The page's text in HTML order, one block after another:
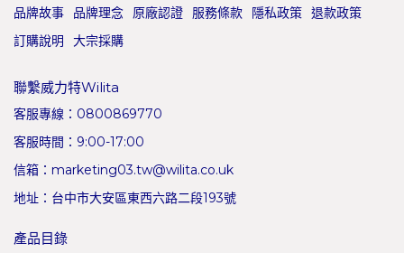
品牌故事 品牌理念 原廠認證 服務條款 隱私政策 退款政策
訂購說明
大宗採購
聯繫威力特Wilita
客服專線：0800869770
客服時間：9:00-17:00
信箱：marketing03.tw@wilita.co.uk
地址：台中市大安區東西六路二段193號
產品目錄